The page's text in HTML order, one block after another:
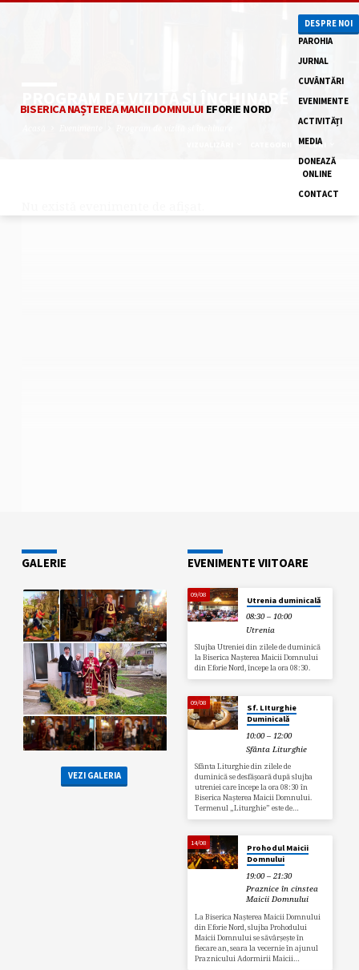
BISERICA NAȘTEREA MAICII DOMNULUI EFORIE NORD
DESPRE NOI
PAROHIA
JURNAL
CUVÂNTĂRI
EVENIMENTE
ACTIVITĂȚI
MEDIA
DONEAZĂ
ONLINE
CONTACT
LUNI
PROGRAM
GALERIE
VEZI GALERIA
EVENIMENTE VIITOARE
09/08
Utrenia duminicală
08:30 – 10:00
Utrenia
Slujba Utreniei din zilele de duminică
la Biserica Nașterea Maicii Domnului
din Eforie Nord, începe la ora 08:30.
09/08
Sf. LIturghie
Duminicală
10:00 – 12:00
Sfânta Liturghie
Sfânta Liturghie din zilele de
duminică se desfășoară după slujba
utreniei care începe la ora 08:30 în
Biserica Nașterea Maicii Domnului.
Termenul „Liturghie” este de…
14/08
Prohodul Maicii
Domnului
19:00 – 21:30
Praznice în cinstea
Maicii Domnului
La Biserica Nașterea Maicii Domnului
din Eforie Nord, slujba Prohodului
Maicii Domnului se săvârșește în
fiecare an, seara la vecernie în ajunul
Praznicului Adormirii Maicii…